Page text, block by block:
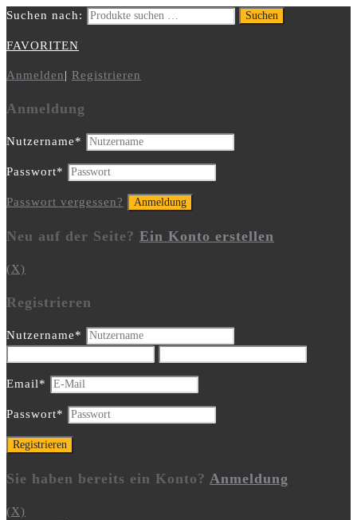
Suchen nach: Suchen
FAVORITEN
Anmelden| Registrieren
Anmeldung
Nutzername*
Passwort*
Passwort vergessen?
Neu auf der Seite? Ein Konto erstellen
(X)
Registrieren
Nutzername*
Email*
Passwort*
Sie haben bereits ein Konto? Anmeldung
(X)